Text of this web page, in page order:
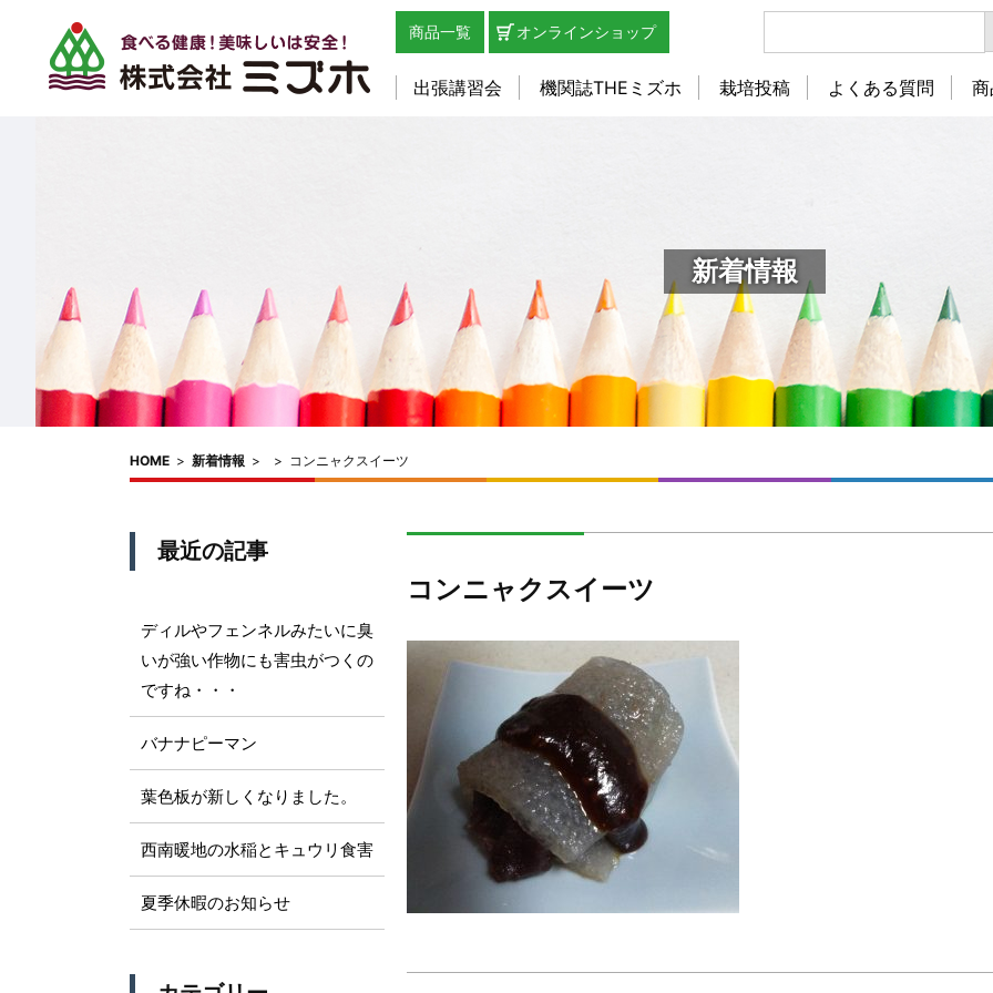
商品一覧 オンラインショップ
出張講習会 機関誌THEミズホ 栽培投稿 よくある質問
新着情報
HOME > 新着情報 > > コンニャクスイーツ
コンニャクスイーツ
最近の記事
ディルやフェンネルみたいに臭
いが強い作物にも害虫がつくの
ですね・・・
バナナピーマン
葉色板が新しくなりました。
西南暖地の水稲とキュウリ食害
夏季休暇のお知らせ